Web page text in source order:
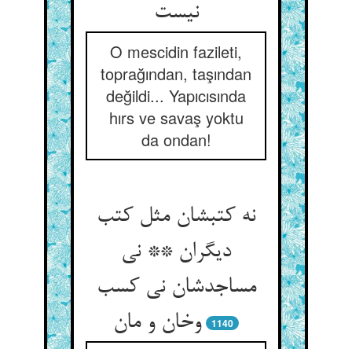
نیست
O mescidin fazileti,
toprağından, taşından
değildi... Yapıcısında
hırs ve savaş yoktu
da ondan!
نه کتبشان مثل کتب
دیگران ** نی
مساجدشان نی کسب
وخان و مان
1140